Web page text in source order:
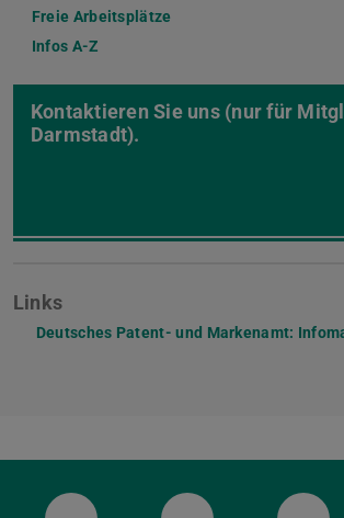
Freie Arbeitsplätze
Infos A-Z
Kontaktieren Sie uns (nur für
Darmstadt).
Links
Deutsches Patent- und Markenamt: